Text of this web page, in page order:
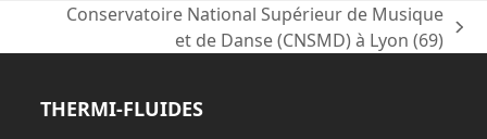
Conservatoire National Supérieur de Musique
et de Danse (CNSMD) à Lyon (69)
THERMI-FLUIDES